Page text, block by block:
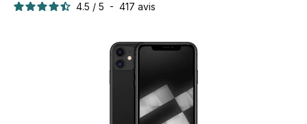
4.5 / 5 - 417 avis